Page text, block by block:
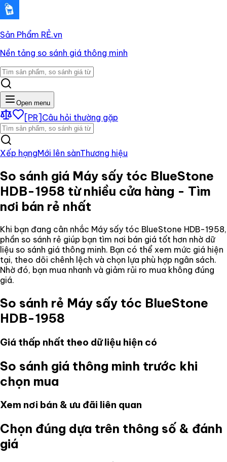
Sản Phẩm RẺ.vn
Nền tảng so sánh giá thông minh
Open menu
[PR] Câu hỏi thường gặp
Xếp hạngMới lên sànThương hiệu
So sánh giá Máy sấy tóc BlueStone
HDB-1958 từ nhiều cửa hàng - Tìm
nơi bán rẻ nhất
Khi bạn đang cân nhắc Máy sấy tóc BlueStone HDB-1958,
phần so sánh rẻ giúp bạn tìm nơi bán giá tốt hơn nhờ dữ
liệu so sánh giá thông minh. Bạn có thể xem mức giá hiện
tại, theo dõi chênh lệch và chọn lựa phù hợp ngân sách.
Nhờ đó, bạn mua nhanh và giảm rủi ro mua không đúng
giá.
So sánh rẻ Máy sấy tóc BlueStone
HDB-1958
Giá thấp nhất theo dữ liệu hiện có
So sánh giá thông minh trước khi
chọn mua
Xem nơi bán & ưu đãi liên quan
Chọn đúng dựa trên thông số & đánh
giá